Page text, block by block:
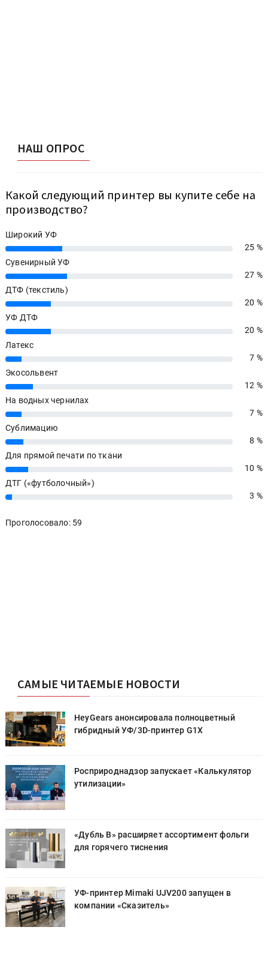
НАШ ОПРОС
Какой следующий принтер вы купите себе на
производство?
Широкий УФ
25%
25 %
Сувенирный УФ
27%
27 %
ДТФ (текстиль)
20%
20 %
УФ ДТФ
20%
20 %
Латекс
7%
7 %
Экосольвент
12%
12 %
На водных чернилах
7%
7 %
Сублимацию
8%
8 %
Для прямой печати по ткани
10%
10 %
ДТГ («футболочный»)
3% 3 %
Проголосовало: 59
САМЫЕ ЧИТАЕМЫЕ НОВОСТИ
HeyGears анонсировала полноцветный
гибридный УФ/3D-принтер G1X
Росприроднадзор запускает «Калькулятор
утилизации»
«Дубль В» расширяет ассортимент фольги
для горячего тиснения
УФ-принтер Mimaki UJV200 запущен в
компании «Сказитель»